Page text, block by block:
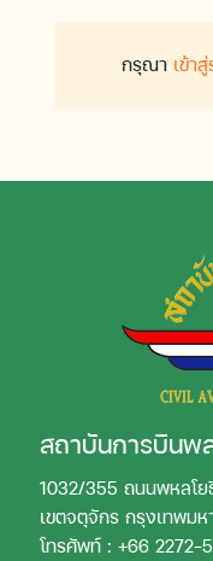
กรุณา เข้า
สถาบันการบินพ
1032/355 ถนนพหลโ
เขตจตุจักร กรุงเทพม
โทรศัพท์ : +66 2272-